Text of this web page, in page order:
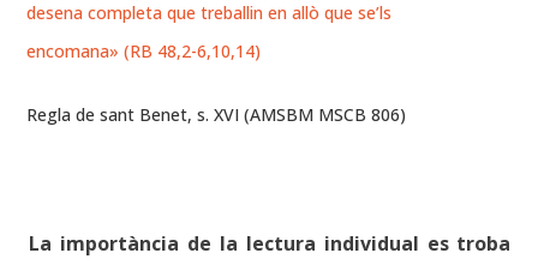
desena completa que treballin en allò que se’ls
encomana» (RB 48,2-6,10,14)
Regla de sant Benet, s. XVI (AMSBM MSCB 806)
La importància de la lectura individual es troba